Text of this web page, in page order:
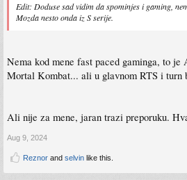
Edit: Doduse sad vidim da spominjes i gaming,
Mozda nesto onda iz S serije.
Nema kod mene fast paced gaminga, to je
Mortal Kombat... ali u glavnom RTS i turn
Ali nije za mene, jaran trazi preporuku.
Aug 9, 2024
Reznor and selvin like this.